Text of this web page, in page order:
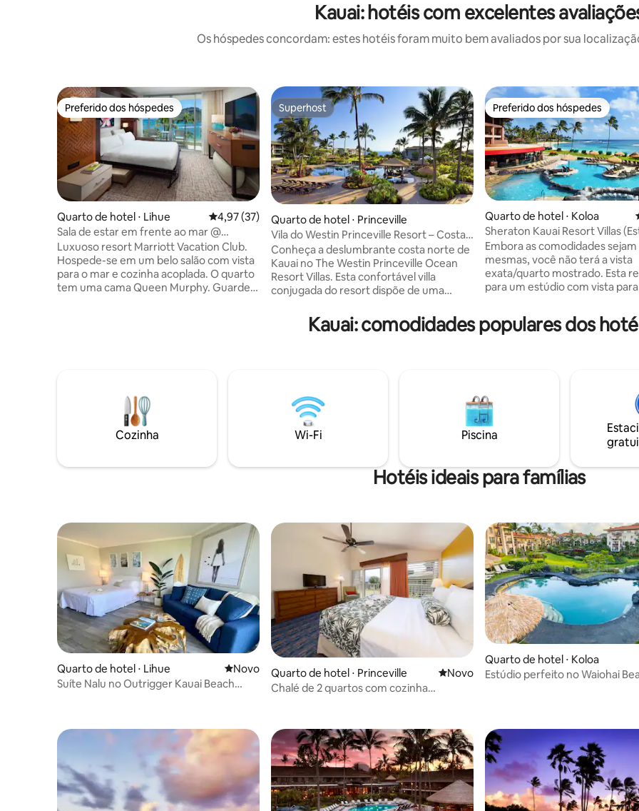
Kauai: hotéis com excelentes
Os hóspedes concordam: estes hotéis foram muito bem avaliados por sua
Preferido dos hóspedes
Preferido dos hóspedes
Quarto de hotel ⋅ Lihue 4,97 de uma avaliação média de 5, 37 avaliações
4,97 (37)
Sala de estar em frente ao mar @
Marriott
Luxuoso resort Marriott Vacation Club.
Hospede-se em um belo salão com vista
para o mar e cozinha acoplada. O quarto
tem uma cama Queen Murphy. Guarde
Banheiras de hidromassagem, piscinas,
longo caminho ao longo da praia. Fique à
vontade para me enviar uma mensagem
para estadia no mesmo dia e verificarei a
Superhost
Superhost
Quarto de hotel ⋅ Princeville
Vila do Westin Princeville Resort – Costa
Norte
Conheça a deslumbrante costa norte de
Kauai no The Westin Princeville Ocean
Resort Villas. Esta confortável villa
conjugada do resort dispõe de uma
perfeita para explorar a Baía de Hanalei, a
Praia de Anini, trilhas, cachoeiras e a
e belas vistas para o penhasco oceânico.
Ideal para casais ou famílias pequenas
que procuram uma viagem relaxante em
Kauai em um resort de nível
Preferido dos hóspedes
Preferido dos hóspedes
Quarto de hotel ⋅ Koloa
Sheraton Kauai Resort Villas
Embora as comodidades sejam
mesmas, você não terá a vista
exata/quarto mostrado. Esta
para um estúdio com vista
quarto são dadas pela equipe
no check-in. Há ocasiões em
gratuito e estacionamento
reserva está sujeita a um
resort de aproximadamente $
noite que você paga no
Kauai: comodidades populares dos
Cozinha Wi-Fi Piscina
Hotéis ideais para famílias
Quarto de hotel ⋅ Lihue Novo lugar para ficar
Novo
Suíte Nalu no Outrigger Kauai Beach
Quarto de hotel ⋅ Princeville Novo lugar para ficar
Novo
Chalé de 2 quartos com cozinha
Quarto de hotel ⋅ Koloa
Estúdio perfeito no Waiohai